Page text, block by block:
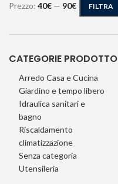
FILTRA
Prezzo: 40€ — 90€
CATEGORIE PRODOTTO
Arredo Casa e Cucina
Giardino e tempo libero
Idraulica sanitari e
bagno
Riscaldamento
climatizzazione
Senza categoria
Utensileria